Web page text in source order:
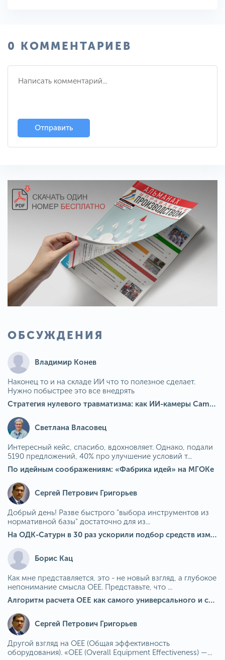
0 КОММЕНТАРИЕВ
Отправить
ОБСУЖДЕНИЯ
Владимир Конев
Наконец то и на складе ИИ что то полезное сделает.
Нужно побыстрее это все внедрять
Стратегия нулевого травматизма: как ИИ-камеры Camkord снижают риск наезда на пешехода при работе на погрузчике
Светлана Власовец
Интересный кейс, спасибо, вдохновляет. Однако, подали
5190 предложений, 40% про улучшение условий т...
По идейным соображениям: «Фабрика идей» на МГОКе
Сергей Петрович Григорьев
Добрый день! Разве быстрого "выбора инструментов из
нормативной базы" достаточно для из...
На ОДК-Сатурн в 30 раз ускорили подбор средств измерения для контроля качества продукции
Борис Кац
Как мне представляется, это - не новый взгляд, а глубокое
непонимание смысла OEE. Представьте, что ...
Алгоритм расчета ОЕЕ как самого универсального и современного показателя эффективности оборудования в мире
Сергей Петрович Григорьев
Другой взгляд на OEE (Общая эффективность
оборудования). «OEE (Overall Equipment Effectiveness) —...